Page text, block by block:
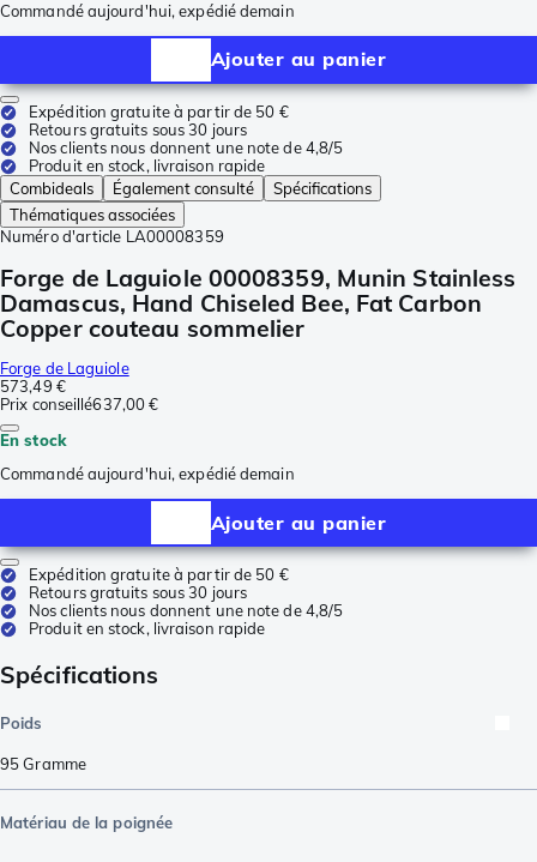
Commandé aujourd'hui, expédié demain
Ajouter au panier
Expédition gratuite à partir de 50 €
Retours gratuits sous 30 jours
Nos clients nous donnent une note de 4,8/5
Produit en stock, livraison rapide
Combideals
Également consulté
Spécifications
Thématiques associées
Numéro d'article LA00008359
Forge de Laguiole 00008359, Munin Stainless
Damascus, Hand Chiseled Bee, Fat Carbon
Copper couteau sommelier
Forge de Laguiole
573,49 €
Prix conseillé637,00 €
En stock
Commandé aujourd'hui, expédié demain
Ajouter au panier
Expédition gratuite à partir de 50 €
Retours gratuits sous 30 jours
Nos clients nous donnent une note de 4,8/5
Produit en stock, livraison rapide
Spécifications
Poids
95Gramme
Matériau de la poignée